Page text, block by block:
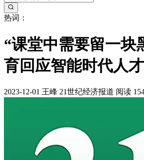
热词：
“课堂中需要留一块
育回应智能时代人
2023-12-01 王峰 21世纪经济报道 阅读